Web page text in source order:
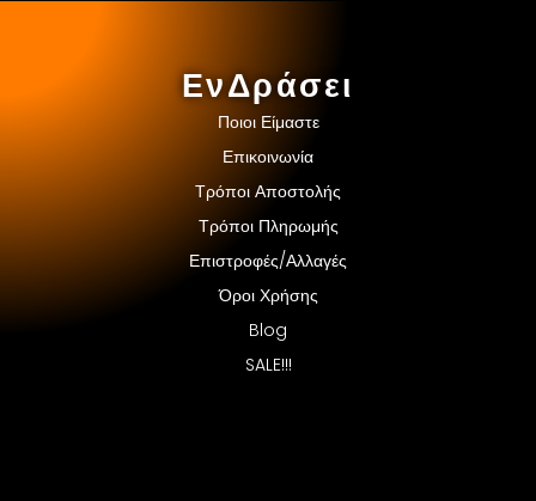
ΕνΔράσει
Ποιοι Είμαστε
Επικοινωνία
Τρόποι Αποστολής
Τρόποι Πληρωμής
Επιστροφές/Αλλαγές
Όροι Χρήσης
Blog
SALE!!!